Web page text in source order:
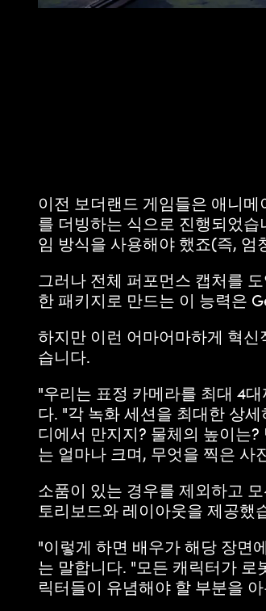
이전 보더랜드 게임들은 애니
를 더빙하는 식으로 진행되었
임 방식을 사용해야 했죠(즉,
그러나 전체 퍼포먼스 캡처를
한 패키지로 만드는 이 능력은
하지만 이런 어마어마하게 혁
습니다.
"우리는 표정 카메라를 최대 4
다. "각 녹화 세션을 최대한 상
디에서 만지지? 물체의 높이는
는 얼마나 크며, 무엇을 찍은 사
소품이 있는 경우를 제외하고
토리보드와 레이아웃을 제공했
"이렇게 하면 배우가 해당 장면
는 말합니다. "모든 캐릭터가
릭터들이 유념해야 할 부분을